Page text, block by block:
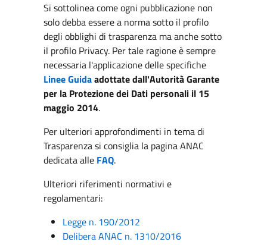
Si sottolinea come ogni pubblicazione non
solo debba essere a norma sotto il profilo
degli obblighi di trasparenza ma anche sotto
il profilo Privacy. Per tale ragione è sempre
necessaria l'applicazione delle specifiche
Linee Guidaadottate dall'Autorità Garante
per la Protezione dei Dati personali il 15
maggio 2014.
Per ulteriori approfondimenti in tema di
Trasparenza si consiglia la pagina ANAC
dedicata alle FAQ.
Ulteriori riferimenti normativi e
regolamentari:
Legge n. 190/2012
Delibera ANAC n. 1310/2016